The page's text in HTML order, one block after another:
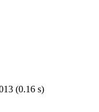
(0.16 s)